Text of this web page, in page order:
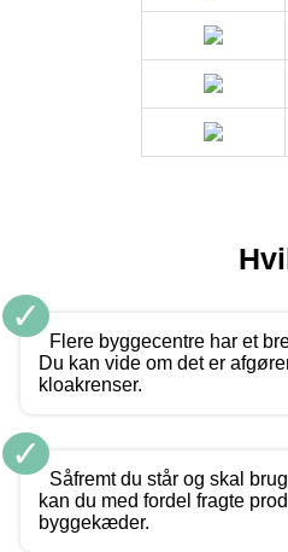
✓
Flere byggecentre har et
Du kan vide om det er
kloakrenser.
✓
Såfremt du står og skal
kan du med fordel fragte
byggekæder.